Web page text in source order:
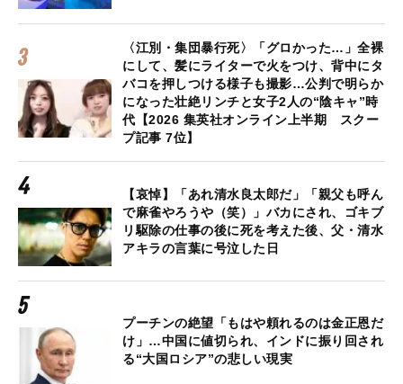
〈江別・集団暴行死〉「グロかった…」全裸
にして、髪にライターで火をつけ、背中にタ
バコを押しつける様子も撮影…公判で明らか
になった壮絶リンチと女子2人の“陰キャ”時
代【2026 集英社オンライン上半期 スクー
プ記事 7位】
【哀悼】「あれ清水良太郎だ」「親父も呼ん
で麻雀やろうや（笑）」バカにされ、ゴキブ
リ駆除の仕事の後に死を考えた後、父・清水
アキラの言葉に号泣した日
プーチンの絶望「もはや頼れるのは金正恩だ
け」…中国に値切られ、インドに振り回され
る“大国ロシア”の悲しい現実